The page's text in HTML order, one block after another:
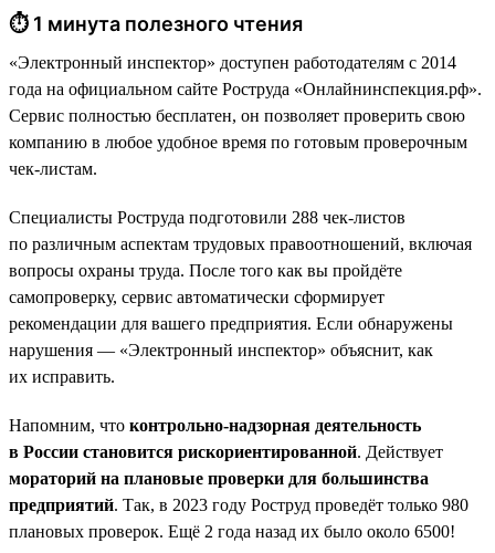
⏱ 1 минута полезного чтения
«Электронный инспектор» доступен работодателям с 2014
года на официальном сайте Роструда «Онлайнинспекция.рф».
Сервис полностью бесплатен, он позволяет проверить свою
компанию в любое удобное время по готовым проверочным
чек-листам.
Специалисты Роструда подготовили 288 чек-листов
по различным аспектам трудовых правоотношений, включая
вопросы охраны труда. После того как вы пройдёте
самопроверку, сервис автоматически сформирует
рекомендации для вашего предприятия. Если обнаружены
нарушения — «Электронный инспектор» объяснит, как
их исправить.
Напомним, что контрольно-надзорная деятельность
в России становится рискориентированной. Действует
мораторий на плановые проверки для большинства
предприятий. Так, в 2023 году Роструд проведёт только 980
плановых проверок. Ещё 2 года назад их было около 6500!